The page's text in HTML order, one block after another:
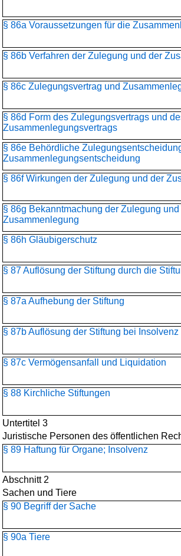
§ 86a Voraussetzungen für die
§ 86b Verfahren der Zulegung und der
§ 86c Zulegungsvertrag und
§ 86d Form des Zulegungsvertrags und
Zusammenlegungsvertrags
§ 86e Behördliche
Zusammenlegungs­entscheidung
§ 86f Wirkungen der Zulegung und der
§ 86g Bekanntmachung der Zulegung und
Zusammenlegung
§ 86h Gläubigerschutz
§ 87 Auflösung der Stiftung durch die
§ 87a Aufhebung der Stiftung
§ 87b Auflösung der Stiftung bei Insolvenz
§ 87c Vermögensanfall und Liquidation
§ 88 Kirchliche Stiftungen
Untertitel 3
Juristische Personen des öffentlichen
§ 89 Haftung für Organe; Insolvenz
Abschnitt 2
Sachen und Tiere
§ 90 Begriff der Sache
§ 90a Tiere